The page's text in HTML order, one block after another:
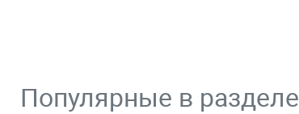
Популярные в разделе